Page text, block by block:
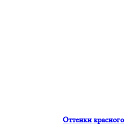
Оттенки красного